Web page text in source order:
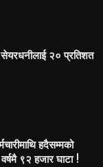
सेयरधनीलाई २० प्रतिशत
हदैसम्मको
९२ हजार घाटा !